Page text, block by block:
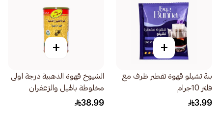
+
بنة تشيلو قهوة تقطير ظرف مع
فلتر 10جرام
3.99
+
الشيوخ قهوة الذهبية درجة اولى
مخلوطة بالهيل والزعفران
500جرام
38.99